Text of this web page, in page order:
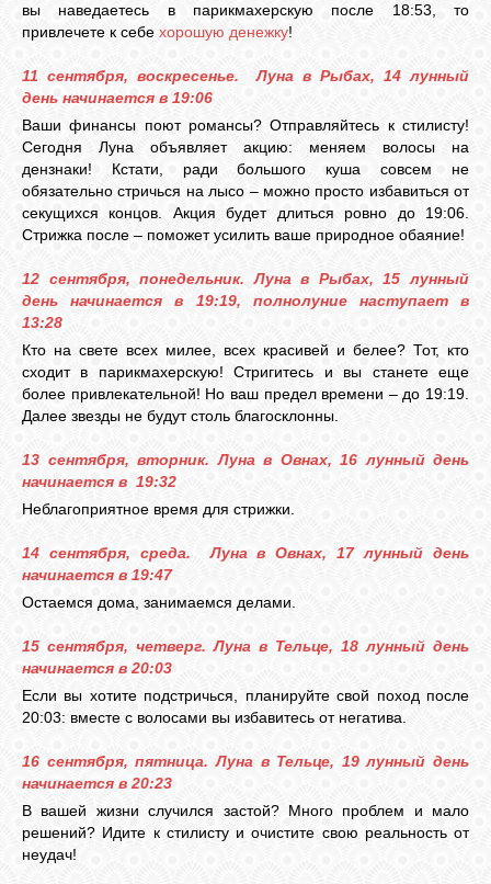
вы наведаетесь в парикмахерскую после 18:53, то
привлечете к себе хорошую денежку!
11 сентября, воскресенье. Луна в Рыбах, 14 лунный
день начинается в 19:06
Ваши финансы поют романсы? Отправляйтесь к стилисту!
Сегодня Луна объявляет акцию: меняем волосы на
дензнаки! Кстати, ради большого куша совсем не
обязательно стричься на лысо – можно просто избавиться от
секущихся концов. Акция будет длиться ровно до 19:06.
Стрижка после – поможет усилить ваше природное обаяние!
12 сентября, понедельник. Луна в Рыбах, 15 лунный
день начинается в 19:19, полнолуние наступает в
13:28
Кто на свете всех милее, всех красивей и белее? Тот, кто
сходит в парикмахерскую! Стригитесь и вы станете еще
более привлекательной! Но ваш предел времени – до 19:19.
Далее звезды не будут столь благосклонны.
13 сентября, вторник. Луна в Овнах, 16 лунный день
начинается в 19:32
Неблагоприятное время для стрижки.
14 сентября, среда. Луна в Овнах, 17 лунный день
начинается в 19:47
Остаемся дома, занимаемся делами.
15 сентября, четверг. Луна в Тельце, 18 лунный день
начинается в 20:03
Если вы хотите подстричься, планируйте свой поход после
20:03: вместе с волосами вы избавитесь от негатива.
16 сентября, пятница. Луна в Тельце, 19 лунный день
начинается в 20:23
В вашей жизни случился застой? Много проблем и мало
решений? Идите к стилисту и очистите свою реальность от
неудач!